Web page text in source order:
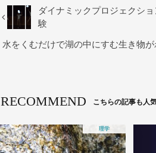
ダイナミックプロジェクシ
験
水をくむだけで湖の中にすむ生き物
RECOMMEND こちらの記事も人気
理学